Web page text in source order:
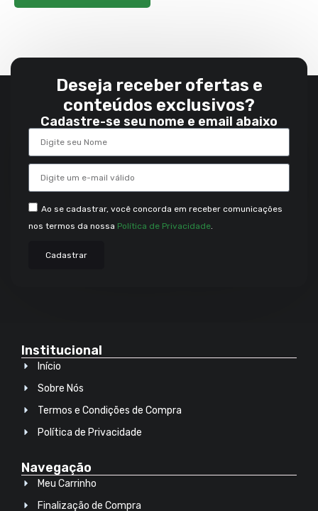
Deseja receber ofertas e
conteúdos exclusivos?
Cadastre-se seu nome e email abaixo
Ao se cadastrar, você concorda em receber comunicações
nos termos da nossa Política de Privacidade
Cadastrar
Institucional
Início
Sobre Nós
Termos e Condições de Compra
Política de Privacidade
Navegação
Meu Carrinho
Finalização de Compra